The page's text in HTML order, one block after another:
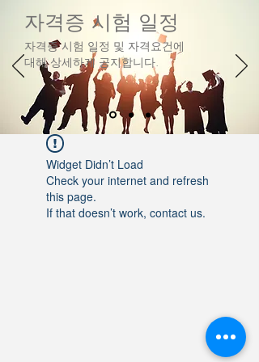
자격증 시험 일정
자격증 시험 일정 및 자격요건에
대해 상세하게 공지합니다.
Widget Didn’t Load
Check your internet and refresh
this page.
If that doesn’t work, contact us.